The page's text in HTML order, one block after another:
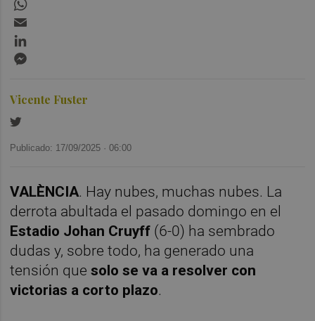
Vicente Fuster
Publicado: 17/09/2025 ·06:00
VALÈNCIA. Hay nubes, muchas nubes. La
derrota abultada el pasado domingo en el
Estadio Johan Cruyff (6-0) ha sembrado
dudas y, sobre todo, ha generado una
tensión quesolo se va a resolver con
victorias a corto plazo.